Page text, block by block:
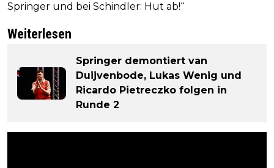
Springer und bei Schindler: Hut ab!“
Weiterlesen
Springer demontiert van
Duijvenbode, Lukas Wenig und
Ricardo Pietreczko folgen in
Runde 2